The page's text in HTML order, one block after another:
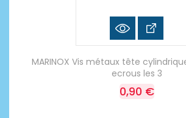
MARINOX Vis métaux tête
ecrous les 3
0,90 €